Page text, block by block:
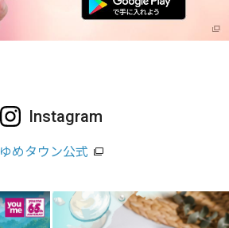
Instagram
ゆめタウン公式